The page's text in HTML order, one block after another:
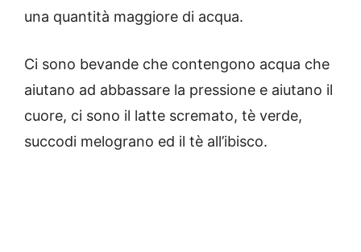
una quantità maggiore di acqua.
Ci sono bevande che contengono acqua che
aiutano ad abbassare la pressione e aiutano il
cuore, ci sono il latte scremato, tè verde,
succodi melograno ed il tè all’ibisco.